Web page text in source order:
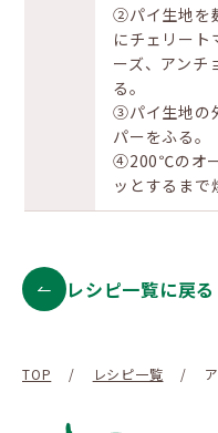
②パイ生地を
にチェリート
ーズ、アンチ
る。
③パイ生地の
パーをふる。
④200℃のオー
ッとするまで
レシピ一覧に戻る
TOP / レシピ一覧 /